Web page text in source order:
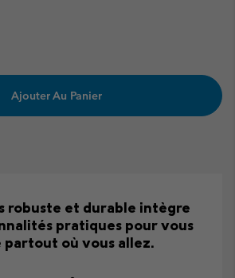
Ajouter Au Panier
robuste et durable intègre
pratiques pour vous
partout où vous allez.